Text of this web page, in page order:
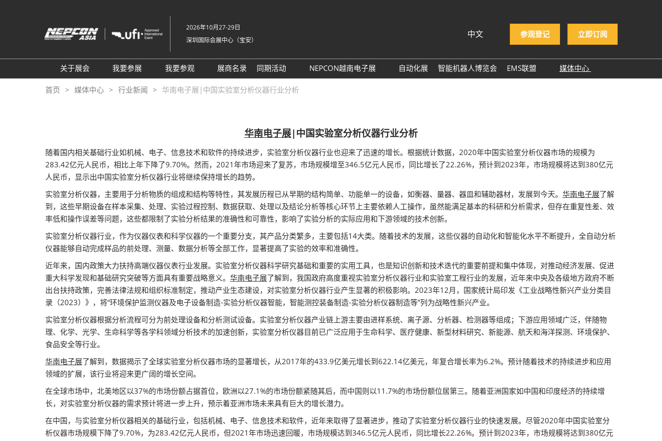
跳
转
容
2026年10月27-29日
深圳国际会展中心（宝安）
中文
English
Tiếng Việt
参观登记 立即订阅
关于展会
组织架构
2026 NEPCON北京站
2026 NEPCON越南站
NEPCON光模块制造工艺示
范区
同期展会VisionChina 深圳机
同期展会 AWC
同期展会ES SHOW
智慧会刊
我要参展
参展申请
励展通
我要参观
参观登记
商务配对服务
观众增值服务
RX Connect 励展通
展商名录
同期活动
NEPCON ASIA 2025同期活
AI眼镜拆解区2025回顾
英国-深圳创新工作坊
NEPCON越南电子展
自动化展 智能机器人博览会
EMS联盟
媒体中心
行业小百科
ITWA 2025
NEPCON ASIA 2025感谢
首页 媒体中心 行业新闻 华南电子展|中国实验室分析仪器行业分析
华南电子展|中国实验室分析仪器行业分析
随着国内相关基础行业如机械、电子、信息技术和软件的持续进步，实验室分析仪器行业也迎来了迅速的增长。根据统计数据，2020年中国实验室分析仪器市场的规模为
283.42亿元人民币，相比上年下降了9.70%。然而，2021年市场迎来了复苏，市场规模增至346.5亿元人民币，同比增长了22.26%，预计到2023年，市场规模将达到380亿元
人民币，显示出中国实验室分析仪器行业将继续保持增长的趋势。
实验室分析仪器，主要用于分析物质的组成和结构等特性，其发展历程已从早期的结构简单、功能单一的设备，如衡器、量器、器皿和辅助器材，发展到今天。 华南电子展了解
到，这些早期设备在样本采集、处理、实验过程控制、数据获取、处理以及结论分析等核心环节上主要依赖人工操作，虽然能满足基本的科研和分析需求，但存在重复性差、效
率低和操作误差等问题，这些都限制了实验分析结果的准确性和可靠性，影响了实验分析的实际应用和下游领域的技术创新。
实验室分析仪器行业，作为仪器仪表和科学仪器的一个重要分支，其产品分类繁多，主要包括14大类。随着技术的发展，这些仪器的自动化和智能化水平不断提升，全自动分析
仪器能够自动完成样品的前处理、测量、数据分析等全部工作，显著提高了实验的效率和准确性。
近年来，国内政策大力扶持高端仪器仪表行业发展。实验室分析仪器科学研究基础和重要的实用工具，也是知识创新和技术迭代的重要前提和集中体现，对推动经济发展、促进
重大科学发现和基础研究突破等方面具有重要战略意义。 华南电子展了解到，我国政府高度重视实验室分析仪器行业和实验室工程行业的发展，近年来中央及各级地方政府不断
出台扶持政策，完善法律法规和组织标准制定，推动产业生态建设，对实验室分析仪器行业产生显著的积极影响。2023年12月，国家统计局印发《工业战略性新兴产业分类目
录（2023）》，将“环境保护监测仪器及电子设备制造-实验分析仪器智能，智能测控装备制造-实验分析仪器制造等”列为战略性新兴产业。
实验室分析仪器根据分析流程可分为前处理设备和分析测试设备。实验室分析仪器产业链上游主要由进样系统、离子源、分析器、检测器等组成；下游应用领域广泛，伴随物
理、化学、光学、生命科学等各学科领域分析技术的加速创新，实验室分析仪器目前已广泛应用于生命科学、医疗健康、新型材料研究、新能源、航天和海洋探测、环境保护、
食品安全等行业。
华南电子展了解到，数据揭示了全球实验室分析仪器市场的显著增长，从2017年的433.9亿美元增长到622.14亿美元，年复合增长率为6.2%。预计随着技术的持续进步和应用
领域的扩展，该行业将迎来更广阔的增长空间。
在全球市场中，北美地区以37%的市场份额占据首位，欧洲以27.1%的市场份额紧随其后，而中国则以11.7%的市场份额位居第三。随着亚洲国家如中国和印度经济的持续增
长，对实验室分析仪器的需求预计将进一步上升，预示着亚洲市场未来具有巨大的增长潜力。
在中国，与实验室分析仪器相关的基础行业，包括机械、电子、信息技术和软件，近年来取得了显著进步，推动了实验室分析仪器行业的快速发展。尽管2020年中国实验室分
析仪器市场规模下降了9.70%，为283.42亿元人民币，但2021年市场迅速回暖，市场规模达到346.5亿元人民币，同比增长22.26%。预计到2023年，市场规模将达到380亿元